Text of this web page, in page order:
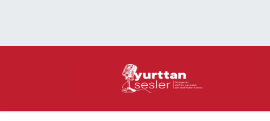
Süper Lig Puan Durumu ve Fikstür